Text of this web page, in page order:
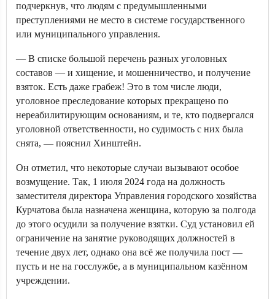
подчеркнув, что людям с предумышленными
преступлениями не место в системе государственного
или муниципального управления.
— В списке большой перечень разных уголовных
составов — и хищение, и мошенничество, и получение
взяток. Есть даже грабеж! Это в том числе люди,
уголовное преследование которых прекращено по
нереабилитирующим основаниям, и те, кто подвергался
уголовной ответственности, но судимость с них была
снята, — пояснил Хинштейн.
Он отметил, что некоторые случаи вызывают особое
возмущение. Так, 1 июля 2024 года на должность
заместителя директора Управления городского хозяйства
Курчатова была назначена женщина, которую за полгода
до этого осудили за получение взятки. Суд установил ей
ограничение на занятие руководящих должностей в
течение двух лет, однако она всё же получила пост —
пусть и не на госслужбе, а в муниципальном казённом
учреждении.